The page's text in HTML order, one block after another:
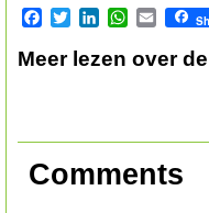
Facebook
TwitterLinkedInWhatsApp
Email
Meer lezen over
Comments